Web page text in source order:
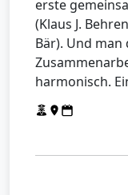
erste
(Klaus J.
Bär). Und man
harmonisch.